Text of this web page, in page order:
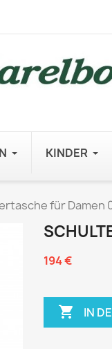
KINDER
für Damen
194 €
 IN